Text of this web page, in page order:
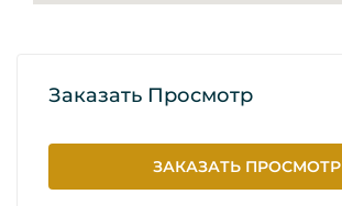
Заказать Просмотр
ЗАКАЗАТЬ ПРОСМОТР